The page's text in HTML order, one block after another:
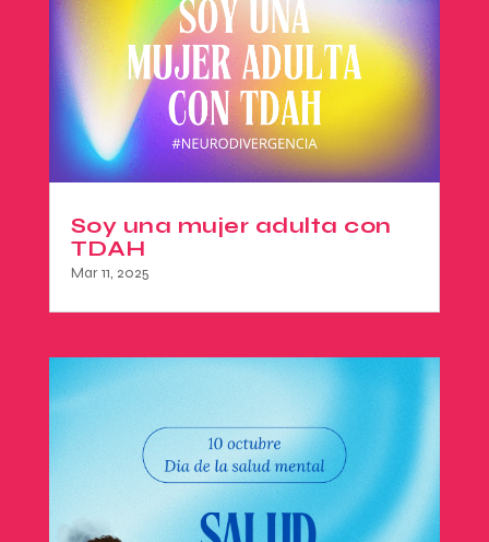
Soy una mujer adulta con
TDAH
Mar 11, 2025